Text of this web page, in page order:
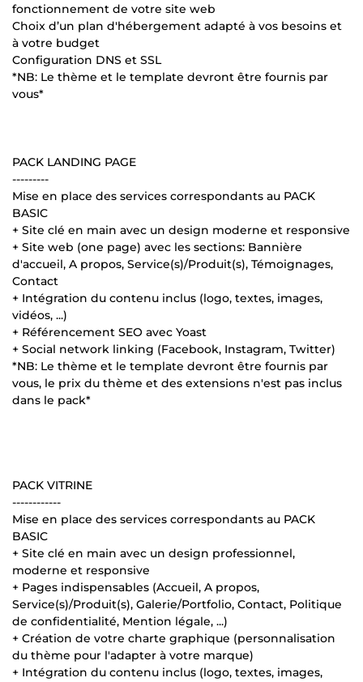
fonctionnement de votre site web
Choix d’un plan d'hébergement adapté à vos besoins et
à votre budget
Configuration DNS et SSL
*NB: Le thème et le template devront être fournis par
vous*
PACK LANDING PAGE
---------
Mise en place des services correspondants au PACK
BASIC
+ Site clé en main avec un design moderne et responsive
+ Site web (one page) avec les sections: Bannière
d'accueil, A propos, Service(s)/Produit(s), Témoignages,
Contact
+ Intégration du contenu inclus (logo, textes, images,
vidéos, ...)
+ Référencement SEO avec Yoast
+ Social network linking (Facebook, Instagram, Twitter)
*NB: Le thème et le template devront être fournis par
vous, le prix du thème et des extensions n'est pas inclus
dans le pack*
PACK VITRINE
------------
Mise en place des services correspondants au PACK
BASIC
+ Site clé en main avec un design professionnel,
moderne et responsive
+ Pages indispensables (Accueil, A propos,
Service(s)/Produit(s), Galerie/Portfolio, Contact, Politique
de confidentialité, Mention légale, ...)
+ Création de votre charte graphique (personnalisation
du thème pour l'adapter à votre marque)
+ Intégration du contenu inclus (logo, textes, images,